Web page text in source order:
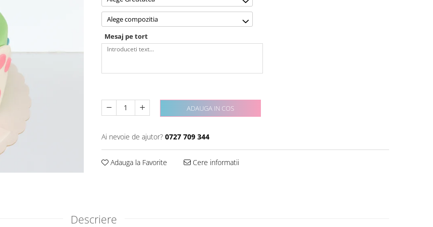
Alege compozitia
Mesaj pe tort
ADAUGA IN COS
Ai nevoie de ajutor? 0727 709 344
Adauga la Favorite Cere informatii
Descriere